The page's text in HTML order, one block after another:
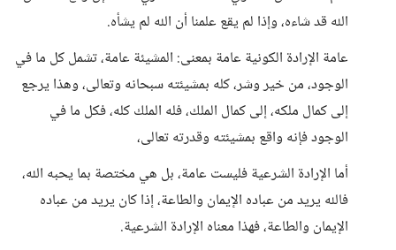
الله قد شاءه، وإذا لم يقع علمنا أن الله لم يشأه.
عامة الإرادة الكونية عامة بمعنى: المشيئة عامة، تشمل كل ما في
الوجود، من خير وشر، كله بمشيئته سبحانه وتعالى، وهذا يرجع
إلى كمال ملكه، إلى كمال الملك، فله الملك كله، فكل ما في
الوجود فإنه واقع بمشيئته وقدرته تعالى،
أما الإرادة الشرعية فليست عامة، بل هي مختصة بما يحبه الله،
فالله يريد من عباده الإيمان والطاعة، إذا كان يريد من عباده
الإيمان والطاعة، فهذا معناه الإرادة الشرعية.